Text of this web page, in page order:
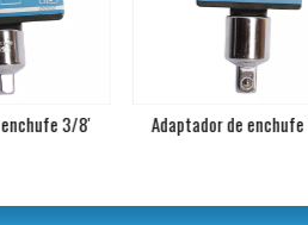
Adaptador de enchufe 1/2'